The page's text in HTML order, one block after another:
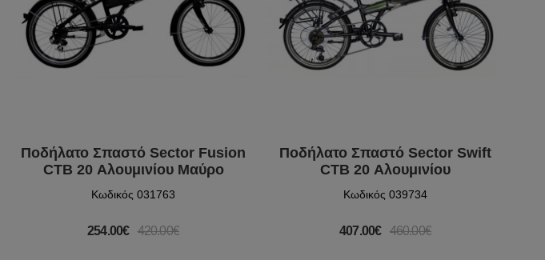
Ποδήλατο Σπαστό Sector Fusion
CTB 20 Αλουμινίου Μαύρο
Κωδικός 031763
254.00€ 420.00€
Ποδήλατο Σπαστό Sector Swift
CTB 20 Αλουμινίου
Κωδικός 039734
407.00€ 460.00€